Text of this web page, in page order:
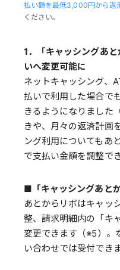
払い額を最低3,000円から返
ください。
1．「キャッシングあ
いへ変更可能に
ネットキャッシング、
払いで利用した場合で
きるようになりました
きや、月々の返済計画
ング利用についてもあ
で支払い金額を調整で
■「キャッシングあと
あとからリボはキャッ
整、請求明細内の「キ
変更できます（※5）。
い合わせでは受付でき